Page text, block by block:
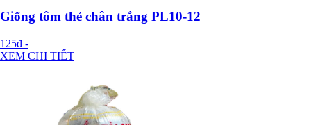
Giống tôm thẻ chân trắng PL10-12
125đ -
XEM CHI TIẾT